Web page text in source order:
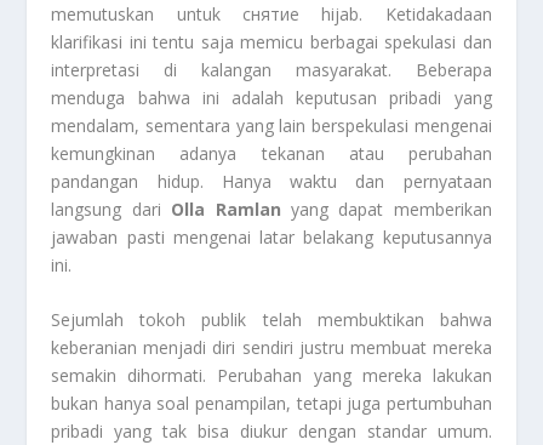
memutuskan untuk снятие hijab. Ketidakadaan
klarifikasi ini tentu saja memicu berbagai spekulasi dan
interpretasi di kalangan masyarakat. Beberapa
menduga bahwa ini adalah keputusan pribadi yang
mendalam, sementara yang lain berspekulasi mengenai
kemungkinan adanya tekanan atau perubahan
pandangan hidup. Hanya waktu dan pernyataan
langsung dari Olla Ramlan yang dapat memberikan
jawaban pasti mengenai latar belakang keputusannya
ini.
Sejumlah tokoh publik telah membuktikan bahwa
keberanian menjadi diri sendiri justru membuat mereka
semakin dihormati. Perubahan yang mereka lakukan
bukan hanya soal penampilan, tetapi juga pertumbuhan
pribadi yang tak bisa diukur dengan standar umum.